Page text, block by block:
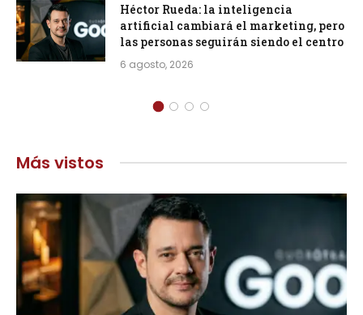
Héctor Rueda: la inteligencia
artificial cambiará el marketing, pero
las personas seguirán siendo el centro
6 agosto, 2026
Más vistos